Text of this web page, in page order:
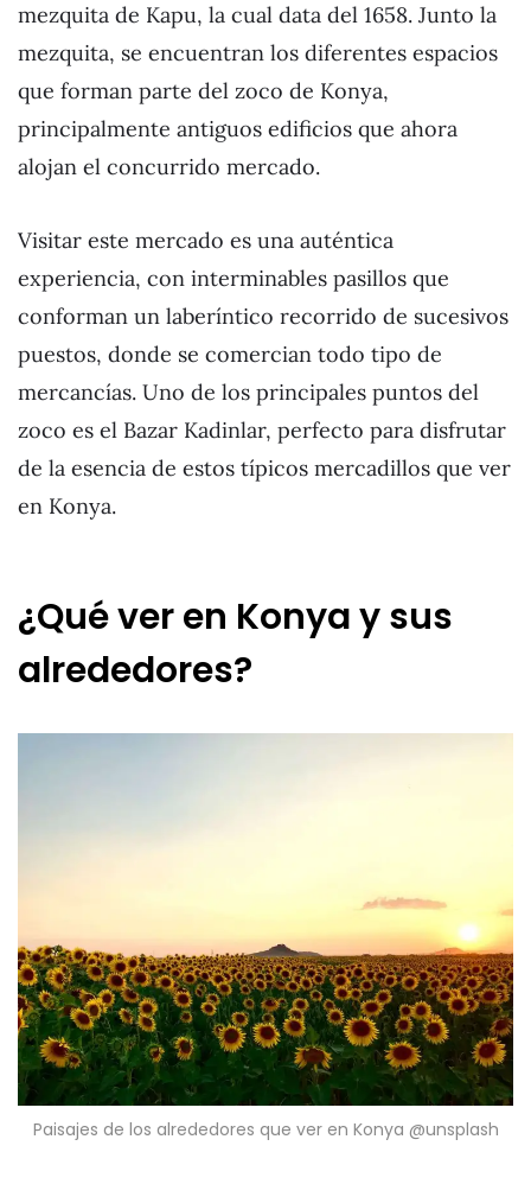
mezquita de Kapu, la cual data del 1658. Junto la
mezquita, se encuentran los diferentes espacios
que forman parte del zoco de Konya,
principalmente antiguos edificios que ahora
alojan el concurrido mercado.
Visitar este mercado es una auténtica
experiencia, con interminables pasillos que
conforman un laberíntico recorrido de sucesivos
puestos, donde se comercian todo tipo de
mercancías. Uno de los principales puntos del
zoco es el Bazar Kadinlar, perfecto para disfrutar
de la esencia de estos típicos mercadillos que ver
en Konya.
¿Qué ver en Konya y sus
alrededores?
Paisajes de los alrededores que ver en Konya @unsplash